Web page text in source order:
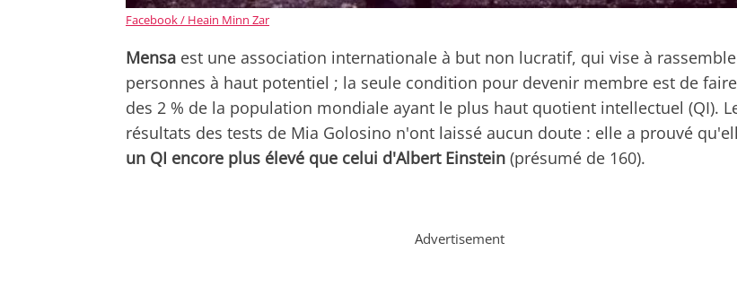
Facebook / Heain Minn Zar
Mensa est une association internationale à but non lucratif, qui vise à
personnes à haut potentiel ; la seule condition pour devenir membre est de
des 2 % de la population mondiale ayant le plus haut quotient intellectuel (QI).
résultats des tests de Mia Golosino n'ont laissé aucun doute : elle a prouvé
un QI encore plus élevé que celui d'Albert Einstein (présumé de 160).
Advertisement